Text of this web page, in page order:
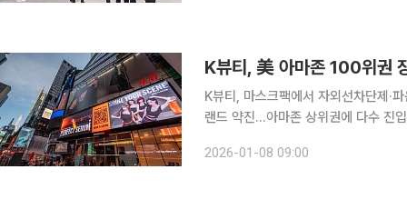
K뷰티, 美 아마존 100위권
K뷰티, 마스크팩에서 자외선차단제·
랜드 약진…아마존 상위권에 다수 진
대표되던 K뷰티 인기 제품이 세럼,
2026-01-08 09:00